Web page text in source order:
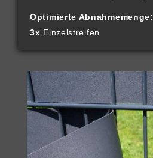
Optimierte Abnahmemenge:
3x Einzelstreifen